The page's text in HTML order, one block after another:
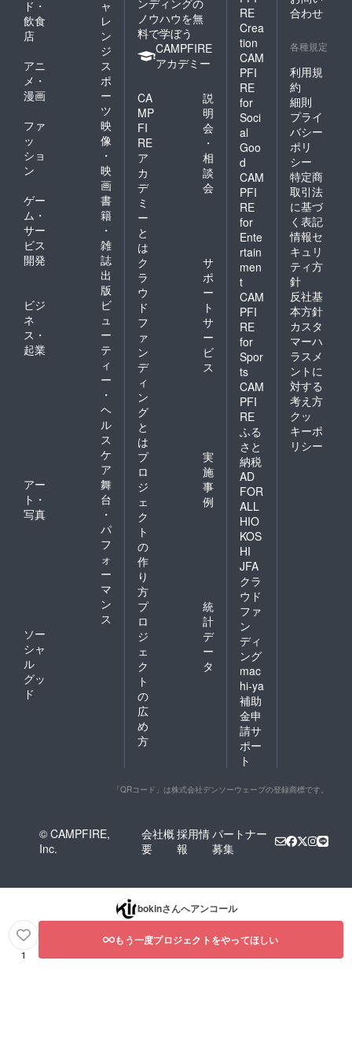
ド・
飲食
店
ャ
レ
ン
ジ
アニ
メ・
漫画
ス
ポ
ー
ツ
ファ
ッ
ショ
ン
映
像
・
映
画
ゲー
ム・
サー
ビス
開発
書
籍
・
雑
誌
出
版
ビジ
ネ
ス・
起業
ビ
ュ
ー
テ
ィ
ー
・
ヘ
ル
ス
ケ
ア
アー
ト・
写真
舞
台
・
パ
フ
ォ
ー
マ
ン
ス
ソー
シャ
ル
グッ
ド
ノウハウを無
料で学ぼう
CAMPFIRE
アカデミー
CA
MP
FI
RE
ア
カ
デ
ミ
ー
と
は
説
明
会
・
相
談
会
ク
ラ
ウ
ド
フ
ァ
ン
デ
ィ
ン
グ
と
は
サ
ポ
ー
ト
サ
ー
ビ
ス
プ
ロ
ジ
ェ
ク
ト
の
作
り
方
実
施
事
例
プ
ロ
ジ
ェ
ク
ト
の
広
め
方
統
計
デ
ー
タ
RE
Crea
tion
CAM
PFI
RE
for
Soci
al
Goo
d
CAM
PFI
RE
for
Ente
rtain
men
t
CAM
PFI
RE
for
Spor
ts
CAM
PFI
RE
ふる
さと
納税
AD
FOR
ALL
HIO
KOS
HI
JFA
クラ
ウド
ファ
ン
ディ
ング
mac
hi-ya
補助
金申
請サ
ポー
ト
合わせ
各種規定
利用規
約
細則
プライ
バシー
ポリ
シー
特定商
取引法
に基づ
く表記
情報セ
キュリ
ティ方
針
反社基
本方針
カスタ
マーハ
ラスメ
ントに
対する
考え方
クッ
キーポ
リシー
「QRコード」は株式会社デンソーウェーブの登録商標です。
© CAMPFIRE,
Inc.
会社概
要
採用情
報
パートナー
募集
bokinさんへアンコール
1
もう一度プロジェクトをやってほしい